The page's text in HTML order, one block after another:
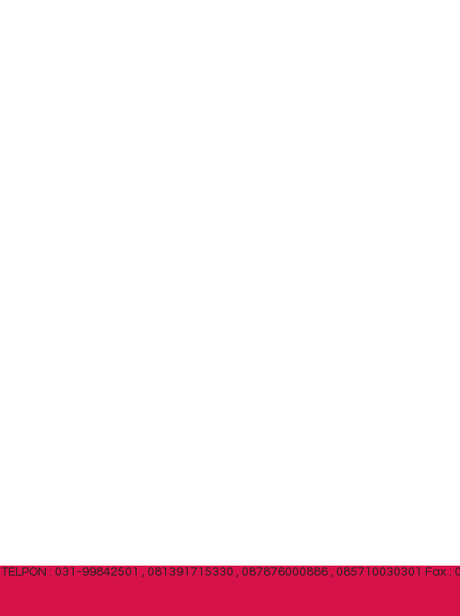
TELPON : 031-99842501 , 081391715330 , 087876000886 , 085710030301 Fax